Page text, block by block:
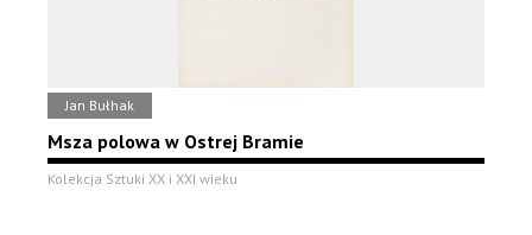
Jan Bułhak
Msza polowa w Ostrej Bramie
Kolekcja Sztuki XX i XXI wieku